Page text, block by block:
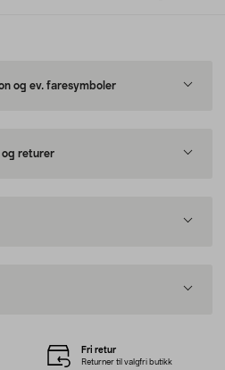
og ev. faresymboler
og returer
Fri retur
Returner til valgfri butikk